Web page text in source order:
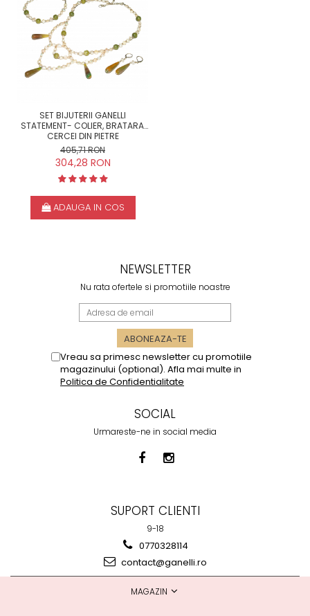
SET BIJUTERII GANELLI
STATEMENT- COLIER, BRATARA,
CERCEI DIN PIETRE
SEMIPRETIOASE AGATE
BRAZILIENE, JAD SERPENTIN, PERLE
NATURALE DE CULTURA
405,71 RON
304,28 RON
ADAUGA IN COS
NEWSLETTER
Nu rata ofertele si promotiile noastre
Vreau sa primesc newsletter cu promotiile
magazinului (optional). Afla mai multe in
Politica de Confidentialitate
SOCIAL
Urmareste-ne in social media
SUPORT CLIENTI
9-18
0770328114
contact@ganelli.ro
MAGAZIN